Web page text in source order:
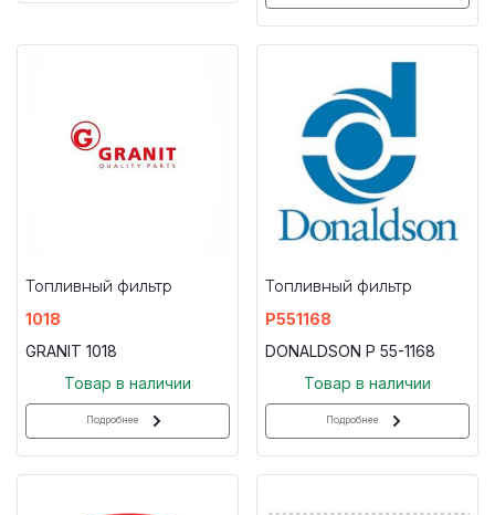
Топливный фильтр
1018
GRANIT 1018
Товар в наличии
Подробнее
Топливный фильтр
P551168
DONALDSON P 55-1168
Товар в наличии
Подробнее